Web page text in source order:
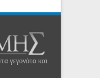
γεγονότα και